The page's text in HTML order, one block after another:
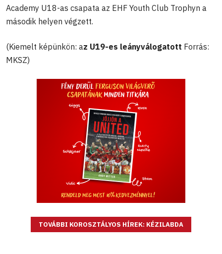
Academy U18-as csapata az EHF Youth Club Trophyn a
második helyen végzett.
(Kiemelt képünkön: az U19-es leányválogatott Forrás:
MKSZ)
TOVÁBBI KOROSZTÁLYOS HÍREK: KÉZILABDA